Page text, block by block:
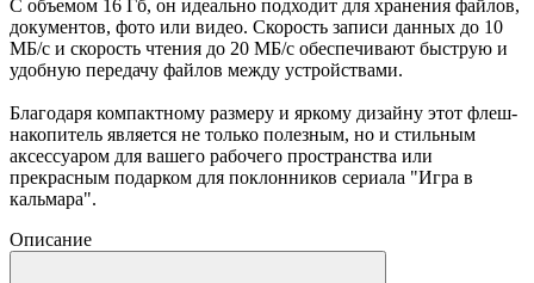
С объемом 16 Гб, он идеально подходит для хранения файлов,
документов, фото или видео. Скорость записи данных до 10
МБ/с и скорость чтения до 20 МБ/с обеспечивают быструю и
удобную передачу файлов между устройствами.
Благодаря компактному размеру и яркому дизайну этот флеш-
накопитель является не только полезным, но и стильным
аксессуаром для вашего рабочего пространства или
прекрасным подарком для поклонников сериала "Игра в
кальмара".
Описание